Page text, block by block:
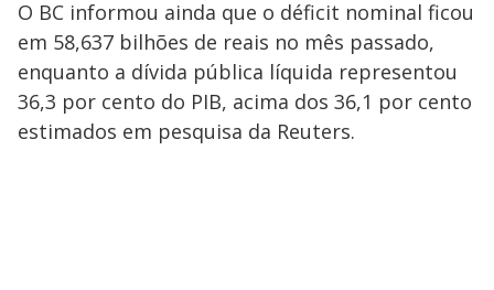
O BC informou ainda que o déficit nominal ficou
em 58,637 bilhões de reais no mês passado,
enquanto a dívida pública líquida representou
36,3 por cento do PIB, acima dos 36,1 por cento
estimados em pesquisa da Reuters.